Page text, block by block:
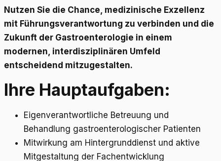
Nutzen Sie die Chance, medizinische Exzellenz
mit Führungsverantwortung zu verbinden und die
Zukunft der Gastroenterologie in einem
modernen, interdisziplinären Umfeld
entscheidend mitzugestalten.
Ihre Hauptaufgaben:
Eigenverantwortliche Betreuung und
Behandlung gastroenterologischer Patienten
Mitwirkung am Hintergrunddienst und aktive
Mitgestaltung der Fachentwicklung